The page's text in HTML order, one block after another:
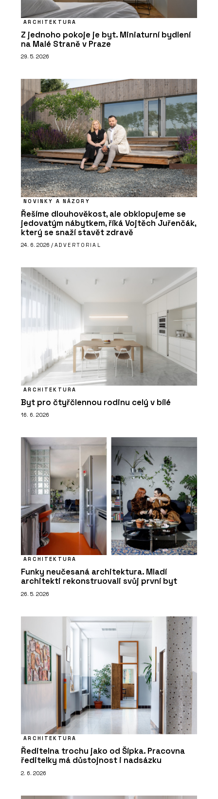
ARCHITEKTURA
Z jednoho pokoje je byt. Miniaturní bydlení
na Malé Straně v Praze
29. 5. 2026
NOVINKY A NÁZORY
Řešíme dlouhověkost, ale obklopujeme se
jedovatým nábytkem, říká Vojtěch Juřenčák,
který se snaží stavět zdravě
24. 6. 2026 / ADVERTORIAL
ARCHITEKTURA
Byt pro čtyřčlennou rodinu celý v bílé
16. 6. 2026
ARCHITEKTURA
Funky neučesaná architektura. Mladí
architekti rekonstruovali svůj první byt
26. 5. 2026
ARCHITEKTURA
Ředitelna trochu jako od Šípka. Pracovna
ředitelky má důstojnost i nadsázku
2. 6. 2026